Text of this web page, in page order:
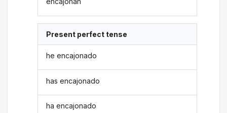
Present perfect tense
he encajonado
has encajonado
ha encajonado